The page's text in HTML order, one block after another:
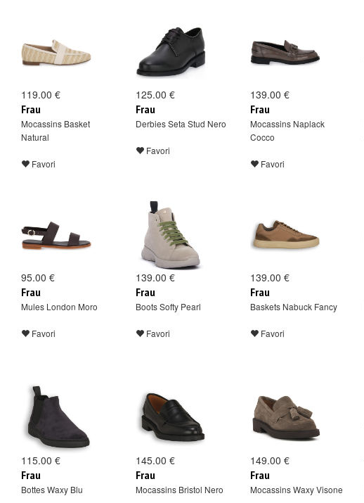
119.00 €
Frau
Mocassins Basket
Natural
Favori
125.00 €
Frau
Derbies Seta Stud Nero
Favori
139.00 €
Frau
Mocassins Naplack
Cocco
Favori
95.00 €
Frau
Mules London Moro
Favori
139.00 €
Frau
Boots Softy Pearl
Favori
139.00 €
Frau
Baskets Nabuck Fancy
Favori
115.00 €
Frau
Bottes Waxy Blu
145.00 €
Frau
Mocassins Bristol Nero
149.00 €
Frau
Mocassins Waxy Visone